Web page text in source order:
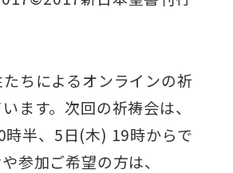
ちによるオンラインの祈
ます。次回の祈祷会は、
半、5日(木) 19時からで
参加ご希望の方は、